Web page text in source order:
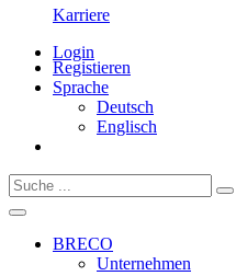
Karriere
Login
Registieren
Sprache
Deutsch
Englisch
BRECO
Unternehmen